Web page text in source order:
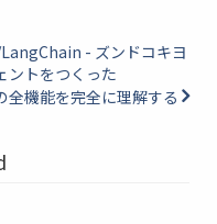
- ズンドコキヨ
ントをつくった
全機能を完全に理解する